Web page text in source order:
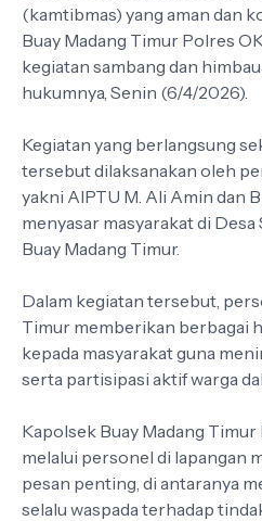
(kamtibmas) yang aman dan
Buay Madang Timur Polres
kegiatan sambang dan
hukumnya, Senin (6/4/2026).
Kegiatan yang berlangsung
tersebut dilaksanakan oleh
yakni AIPTU M. Ali Amin dan
menyasar masyarakat di Desa
Buay Madang Timur.
Dalam kegiatan tersebut,
Timur memberikan berbagai
kepada masyarakat guna
serta partisipasi aktif warga
Kapolsek Buay Madang Timur
melalui personel di lapangan
pesan penting, di antaranya
selalu waspada terhadap